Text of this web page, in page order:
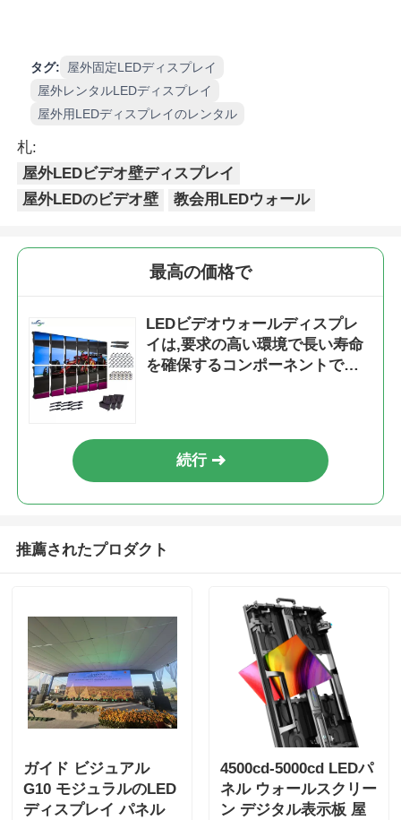
タグ:
屋外固定LEDディスプレイ
屋外レンタルLEDディスプレイ
屋外用LEDディスプレイのレンタル
札:
屋外LEDビデオ壁ディスプレイ
屋外LEDのビデオ壁
教会用LEDウォール
最高の価格で
LEDビデオウォールディスプレ
イは,要求の高い環境で長い寿命
を確保するコンポーネントで連
続行
推薦されたプロダクト
ガイド ビジュアル
G10 モジュラルのLED
ディスプレイ パネル
4500cd-5000cd LEDパ
ネル ウォールスクリー
ン デジタル表示板 屋